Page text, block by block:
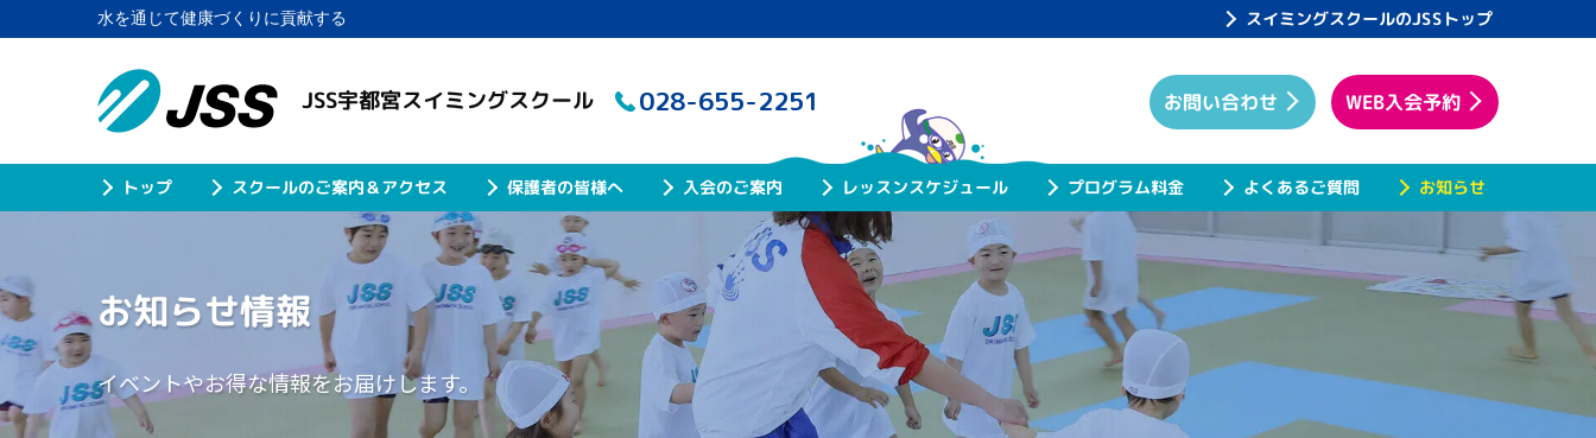
水を通じて健康づくりに貢献する スイミングスクールのJSSトップ
JSS宇都宮スイミングスクール 028-655-2251
トップ スクールのご案内＆アクセス 保護者の皆様へ 入会のご案内 レッスンスケジュール プログラム料金 よくあるご質問 お知らせ
お問い合わせ WEB入会予約
お知らせ情報
イベントやお得な情報をお届けします。